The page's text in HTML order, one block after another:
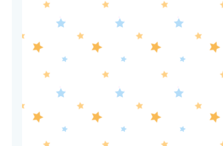
10:24
サタデーステーション
10:52
私の幸福時間
10:56